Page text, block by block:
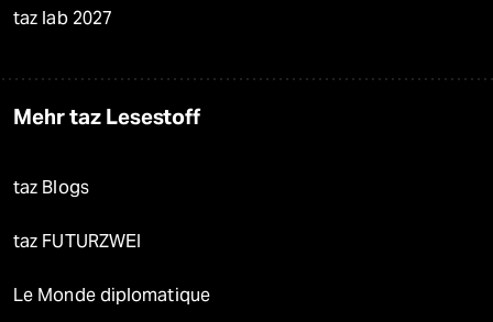
taz lab 2027
Mehr taz Lesestoff
taz Blogs
taz FUTURZWEI
Le Monde diplomatique